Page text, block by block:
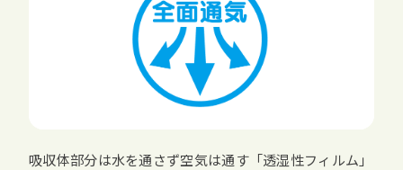
吸収体部分は水を通さず空気は通す「透湿性フィルム」